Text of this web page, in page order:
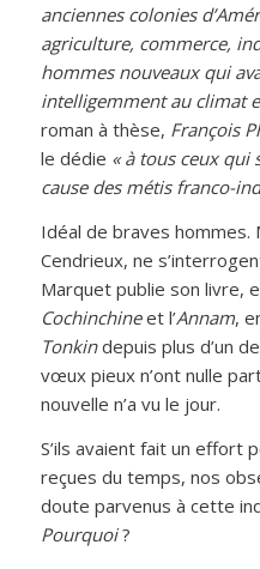
anciennes colonies
agriculture, commerce,
hommes nouveaux qui
intelligemment au climat
roman à thèse, François
le dédie « à tous ceux qui
cause des métis franco-
Idéal de braves hommes.
Cendrieux, ne
Marquet publie son livre,
Cochinchineet l’Annam,
Tonkindepuis plus d’un
vœux pieux n’ont nulle
nouvelle n’a vu le jour.
S’ils avaient fait un effort
reçues du temps, nos
doute parvenus à cette
Pourquoi?